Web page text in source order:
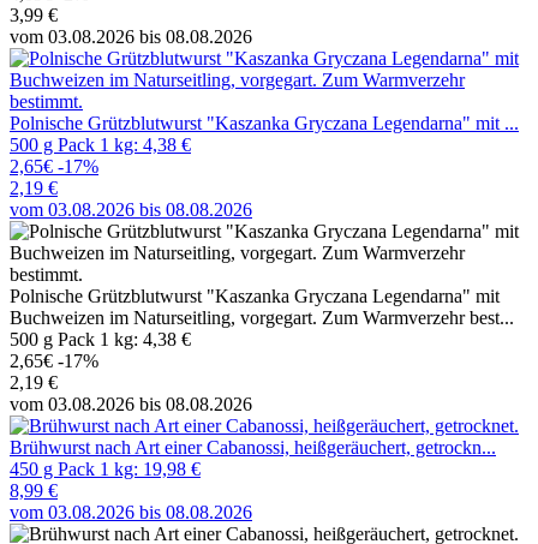
3,99 €
vom 03.08.2026 bis 08.08.2026
Polnische Grützblutwurst "Kaszanka Gryczana Legendarna" mit ...
500 g Pack 1 kg: 4,38 €
2,65€ -17%
2,19 €
vom 03.08.2026 bis 08.08.2026
Polnische Grützblutwurst "Kaszanka Gryczana Legendarna" mit
Buchweizen im Naturseitling, vorgegart. Zum Warmverzehr best...
500 g Pack 1 kg: 4,38 €
2,65€ -17%
2,19 €
vom 03.08.2026 bis 08.08.2026
Brühwurst nach Art einer Cabanossi, heißgeräuchert, getrockn...
450 g Pack 1 kg: 19,98 €
8,99 €
vom 03.08.2026 bis 08.08.2026